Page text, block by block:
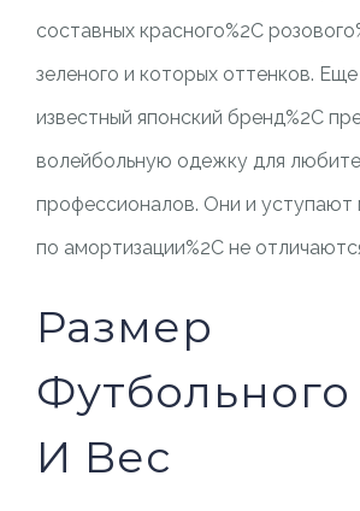
составных красного%2C
зеленого и которых оттенков.
известный японский бренд%2C
волейбольную одежку для
профессионалов. Они и уступают
по амортизации%2C не
Размер
И Вес